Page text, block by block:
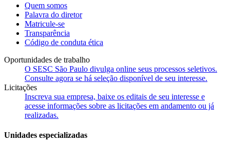
Quem somos
Palavra do diretor
Matricule-se
Transparência
Código de conduta ética
Oportunidades de trabalho
O SESC São Paulo divulga online seus processos seletivos.
Consulte agora se há seleção disponível de seu interesse.
Licitações
Inscreva sua empresa, baixe os editais de seu interesse e
acesse informações sobre as licitações em andamento ou já
realizadas.
Unidades especializadas